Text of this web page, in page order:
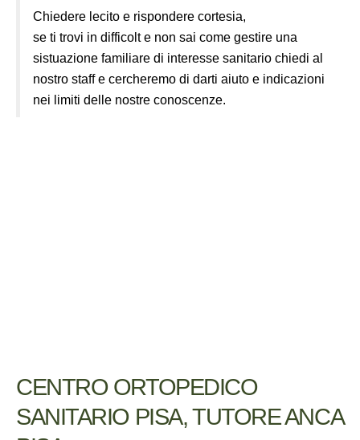
Chiedere lecito e rispondere cortesia,
se ti trovi in difficolt e non sai come gestire una
sistuazione familiare di interesse sanitario chiedi al
nostro staff e cercheremo di darti aiuto e indicazioni
nei limiti delle nostre conoscenze.
CENTRO ORTOPEDICO
SANITARIO PISA, TUTORE ANCA